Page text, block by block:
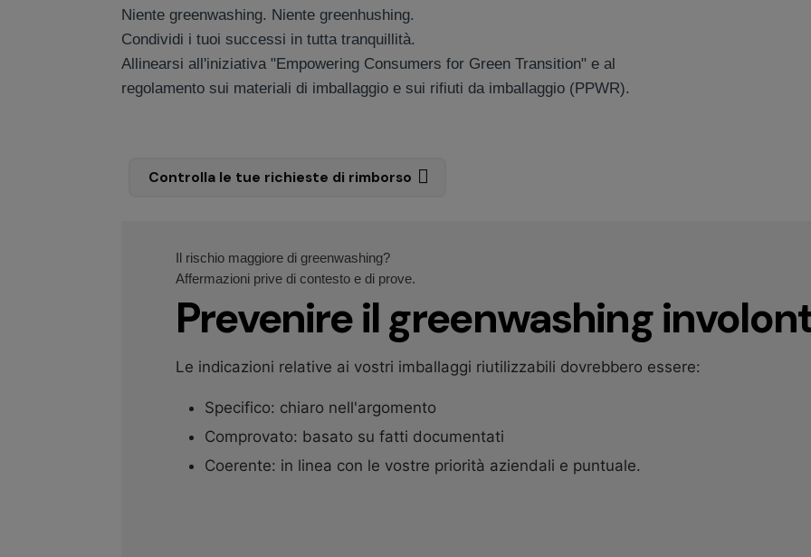
Niente greenwashing. Niente greenhushing.
Condividi i tuoi successi in tutta tranquillità.
Allinearsi all'iniziativa "Empowering Consumers for Green Transition" e al
regolamento sui materiali di imballaggio e sui rifiuti da imballaggio (PPWR).
Controlla le tue richieste di rimborso
Il rischio maggiore di greenwashing?
Affermazioni prive di contesto e di prove.
Prevenire il greenwashing
Le indicazioni relative ai vostri imballaggi riutilizzabili dovrebbero essere:
Specifico: chiaro nell'argomento
Comprovato: basato su fatti documentati
Coerente: in linea con le vostre priorità aziendali e puntuale.